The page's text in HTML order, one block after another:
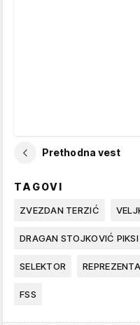
Prethodna vest
TAGOVI
ZVEZDAN TERZIĆ
DRAGAN STOJKOVIĆ PIKSI
SELEKTOR
FSS